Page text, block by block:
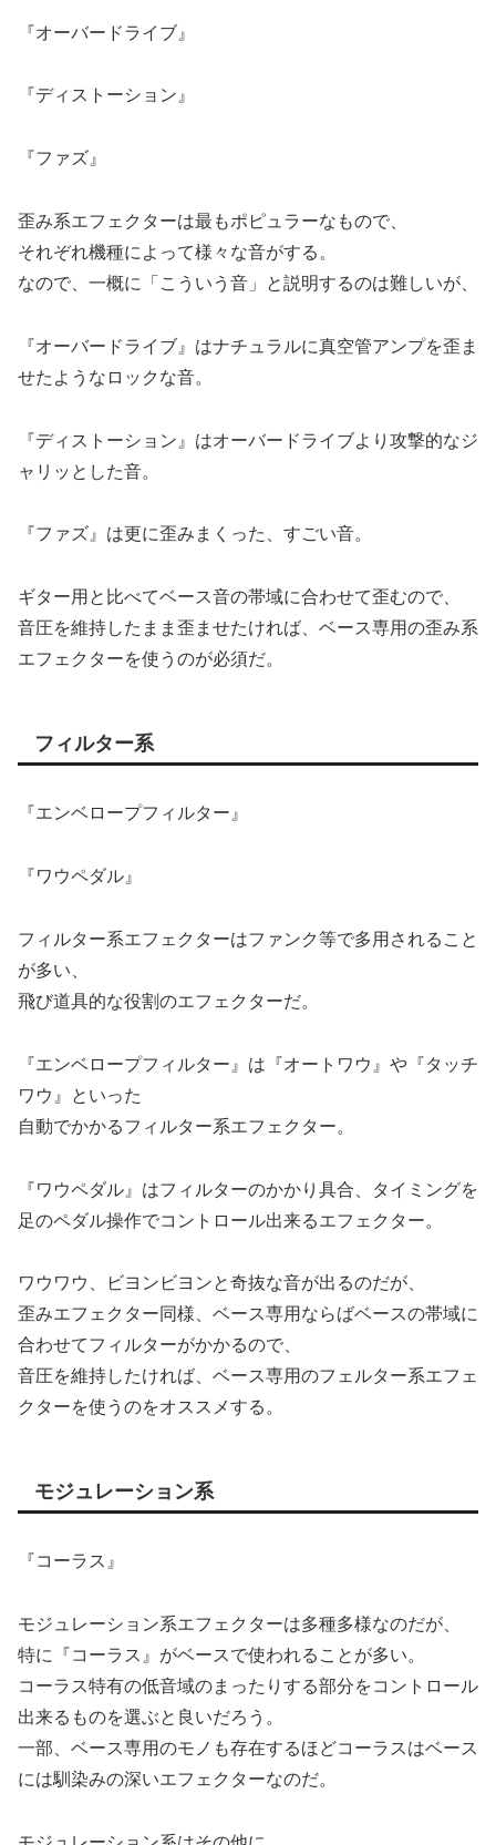
『オーバードライブ』
『ディストーション』
『ファズ』
歪み系エフェクターは最もポピュラーなもので、
それぞれ機種によって様々な音がする。
なので、一概に「こういう音」と説明するのは難しいが、
『オーバードライブ』はナチュラルに真空管アンプを歪ま
せたようなロックな音。
『ディストーション』はオーバードライブより攻撃的なジ
ャリッとした音。
『ファズ』は更に歪みまくった、すごい音。
ギター用と比べてベース音の帯域に合わせて歪むので、
音圧を維持したまま歪ませたければ、ベース専用の歪み系
エフェクターを使うのが必須だ。
フィルター系
『エンベロープフィルター』
『ワウペダル』
フィルター系エフェクターはファンク等で多用されること
が多い、
飛び道具的な役割のエフェクターだ。
『エンベロープフィルター』は『オートワウ』や『タッチ
ワウ』といった
自動でかかるフィルター系エフェクター。
『ワウペダル』はフィルターのかかり具合、タイミングを
足のペダル操作でコントロール出来るエフェクター。
ワウワウ、ビヨンビヨンと奇抜な音が出るのだが、
歪みエフェクター同様、ベース専用ならばベースの帯域に
合わせてフィルターがかかるので、
音圧を維持したければ、ベース専用のフェルター系エフェ
クターを使うのをオススメする。
モジュレーション系
『コーラス』
モジュレーション系エフェクターは多種多様なのだが、
特に『コーラス』がベースで使われることが多い。
コーラス特有の低音域のまったりする部分をコントロール
出来るものを選ぶと良いだろう。
一部、ベース専用のモノも存在するほどコーラスはベース
には馴染みの深いエフェクターなのだ。